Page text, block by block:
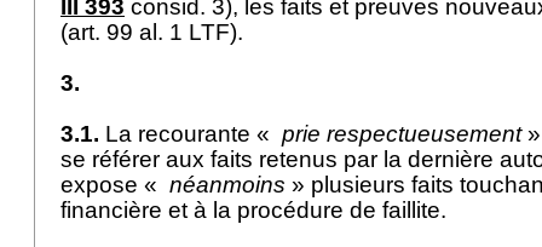
III 393 consid. 3), les faits et preuves
(art. 99 al. 1 LTF).
3.
3.1. La recourante « prie respectueusement»
se référer aux faits retenus par la dernière
expose « néanmoins » plusieurs faits
financière et à la procédure de faillite.